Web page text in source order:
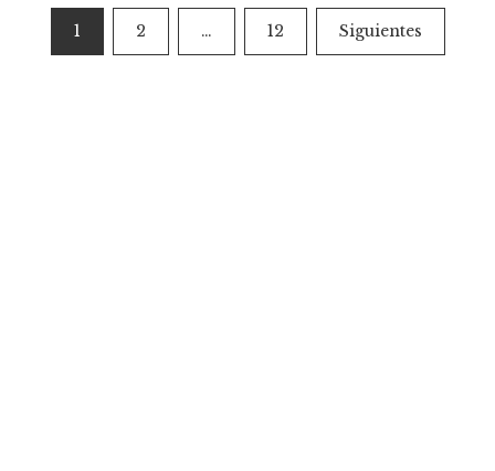
Paginación
de
1 2 … 12 Siguientes